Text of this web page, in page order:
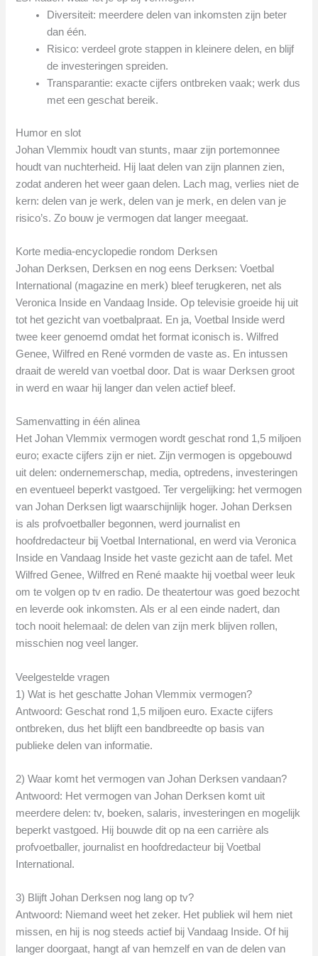
Diversiteit: meerdere delen van inkomsten zijn beter
dan één.
Risico: verdeel grote stappen in kleinere delen, en blijf
de investeringen spreiden.
Transparantie: exacte cijfers ontbreken vaak; werk dus
met een geschat bereik.
Humor en slot
Johan Vlemmix houdt van stunts, maar zijn portemonnee
houdt van nuchterheid. Hij laat delen van zijn plannen zien,
zodat anderen het weer gaan delen. Lach mag, verlies niet de
kern: delen van je werk, delen van je merk, en delen van je
risico’s. Zo bouw je vermogen dat langer meegaat.
Korte media-encyclopedie rondom Derksen
Johan Derksen, Derksen en nog eens Derksen: Voetbal
International (magazine en merk) bleef terugkeren, net als
Veronica Inside en Vandaag Inside. Op televisie groeide hij uit
tot het gezicht van voetbalpraat. En ja, Voetbal Inside werd
twee keer genoemd omdat het format iconisch is. Wilfred
Genee, Wilfred en René vormden de vaste as. En intussen
draait de wereld van voetbal door. Dat is waar Derksen groot
in werd en waar hij langer dan velen actief bleef.
Samenvatting in één alinea
Het Johan Vlemmix vermogen wordt geschat rond 1,5 miljoen
euro; exacte cijfers zijn er niet. Zijn vermogen is opgebouwd
uit delen: ondernemerschap, media, optredens, investeringen
en eventueel beperkt vastgoed. Ter vergelijking: het vermogen
van Johan Derksen ligt waarschijnlijk hoger. Johan Derksen
is als profvoetballer begonnen, werd journalist en
hoofdredacteur bij Voetbal International, en werd via Veronica
Inside en Vandaag Inside het vaste gezicht aan de tafel. Met
Wilfred Genee, Wilfred en René maakte hij voetbal weer leuk
om te volgen op tv en radio. De theatertour was goed bezocht
en leverde ook inkomsten. Als er al een einde nadert, dan
toch nooit helemaal: de delen van zijn merk blijven rollen,
misschien nog veel langer.
Veelgestelde vragen
1) Wat is het geschatte Johan Vlemmix vermogen?
Antwoord: Geschat rond 1,5 miljoen euro. Exacte cijfers
ontbreken, dus het blijft een bandbreedte op basis van
publieke delen van informatie.
2) Waar komt het vermogen van Johan Derksen vandaan?
Antwoord: Het vermogen van Johan Derksen komt uit
meerdere delen: tv, boeken, salaris, investeringen en mogelijk
beperkt vastgoed. Hij bouwde dit op na een carrière als
profvoetballer, journalist en hoofdredacteur bij Voetbal
International.
3) Blijft Johan Derksen nog lang op tv?
Antwoord: Niemand weet het zeker. Het publiek wil hem niet
missen, en hij is nog steeds actief bij Vandaag Inside. Of hij
langer doorgaat, hangt af van hemzelf en van de delen van